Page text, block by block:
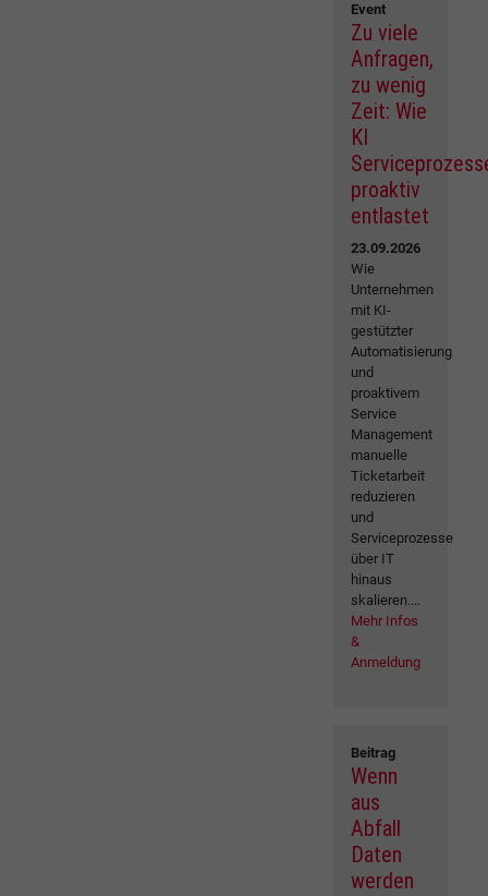
Event
Zu viele
Anfragen,
zu wenig
Zeit: Wie
KI
proaktiv
entlastet
23.09.2026
Wie
Unternehmen
mit KI-
gestützter
Automatisierung
und
proaktivem
Service
Management
manuelle
Ticketarbeit
reduzieren
und
Serviceprozesse
über IT
hinaus
skalieren....
Mehr Infos
&
Anmeldung
Beitrag
Wenn
aus
Abfall
Daten
werden